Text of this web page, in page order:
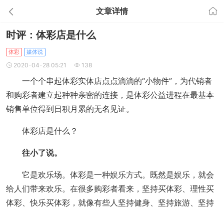
文章详情
时评：体彩店是什么
体彩 媒体说
2020-04-28 05:21 138
一个个串起体彩实体店点点滴滴的“小物件”，为代销者
和购彩者建立起种种亲密的连接，是体彩公益进程在最基本
销售单位得到日积月累的无名见证。
体彩店是什么？
往小了说。
它是欢乐场。体彩是一种娱乐方式。既然是娱乐，就会
给人们带来欢乐。在很多购彩者看来，坚持买体彩、理性买
体彩、快乐买体彩，就像有些人坚持健身、坚持旅游、坚持